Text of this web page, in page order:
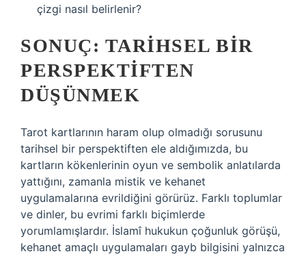
çizgi nasıl belirlenir?
SONUÇ: TARIHSEL BIR
PERSPEKTIFTEN
DÜŞÜNMEK
Tarot kartlarının haram olup olmadığı sorusunu
tarihsel bir perspektiften ele aldığımızda, bu
kartların kökenlerinin oyun ve sembolik anlatılarda
yattığını, zamanla mistik ve kehanet
uygulamalarına evrildiğini görürüz. Farklı toplumlar
ve dinler, bu evrimi farklı biçimlerde
yorumlamışlardır. İslamî hukukun çoğunluk görüşü,
kehanet amaçlı uygulamaları gayb bilgisini yalnızca